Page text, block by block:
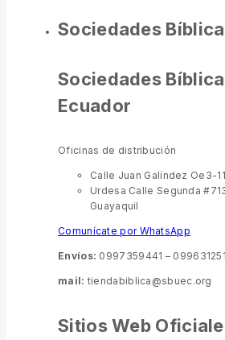
Sociedades
Sociedades
Ecuador
Oficinas de distribución
Calle Juan Galíndez Oe3-
Urdesa Calle Segunda
Guayaquil
Comunícate por WhatsApp
Envíos: 0997359441 –
mail: tiendabiblica@sbuec.org
Sitios Web